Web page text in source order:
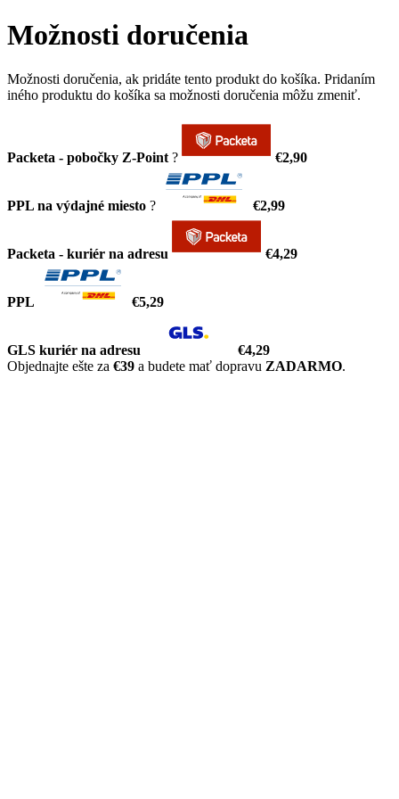
Možnosti doručenia
Možnosti doručenia, ak pridáte tento produkt do košíka. Pridaním
iného produktu do košíka sa možnosti doručenia môžu zmeniť.
Packeta - pobočky Z-Point ? €2,90
PPL na výdajné miesto ? €2,99
Packeta - kuriér na adresu €4,29
PPL €5,29
GLS kuriér na adresu
€4,29
Objednajte ešte za €39 a budete mať dopravu ZADARMO.